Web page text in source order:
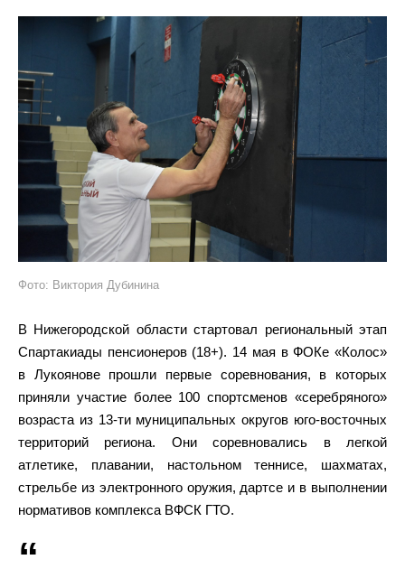
Фото: Виктория Дубинина
В Нижегородской области стартовал региональный этап
Спартакиады пенсионеров (18+). 14 мая в ФОКе «Колос»
в Лукоянове прошли первые соревнования, в которых
приняли участие более 100 спортсменов «серебряного»
возраста из 13-ти муниципальных округов юго-восточных
территорий региона. Они соревновались в легкой
атлетике, плавании, настольном теннисе, шахматах,
стрельбе из электронного оружия, дартсе и в выполнении
нормативов комплекса ВФСК ГТО.